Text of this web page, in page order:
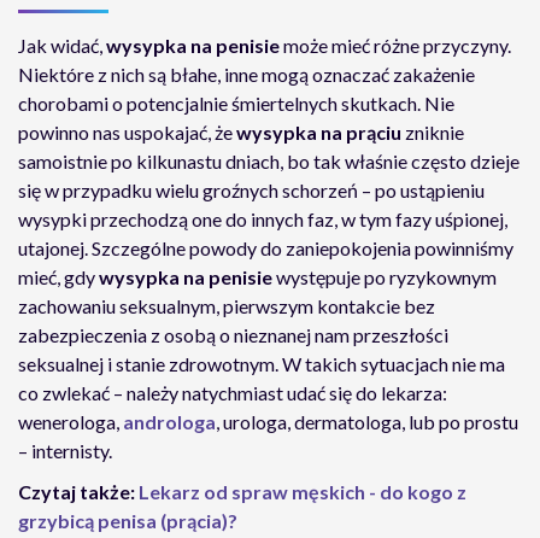
Jak widać,wysypka na penisiemoże mieć różne przyczyny.
Niektóre z nich są błahe, inne mogą oznaczać zakażenie
chorobami o potencjalnie śmiertelnych skutkach. Nie
powinno nas uspokajać, żewysypka na prąciu zniknie
samoistnie po kilkunastu dniach, bo tak właśnie często dzieje
się w przypadku wielu groźnych schorzeń – po ustąpieniu
wysypki przechodzą one do innych faz, w tym fazy uśpionej,
utajonej. Szczególne powody do zaniepokojenia powinniśmy
mieć, gdywysypka na penisiewystępuje po ryzykownym
zachowaniu seksualnym, pierwszym kontakcie bez
zabezpieczenia z osobą o nieznanej nam przeszłości
seksualnej i stanie zdrowotnym. W takich sytuacjach nie ma
co zwlekać – należy natychmiast udać się do lekarza:
wenerologa, androloga, urologa, dermatologa, lub po prostu
– internisty.
Czytaj także: Lekarz od spraw męskich - do kogo z
grzybicą penisa (prącia)?